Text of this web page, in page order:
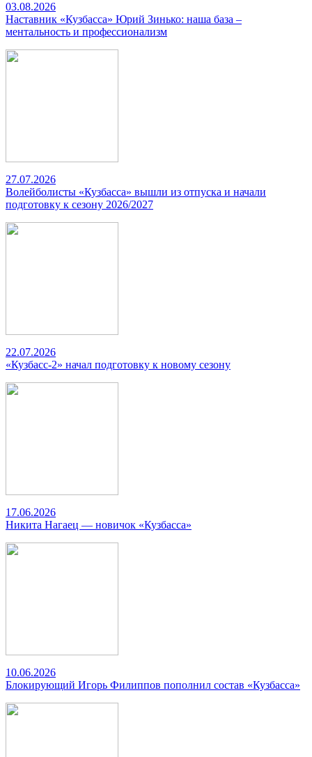
03.08.2026
Наставник «Кузбасса» Юрий Зинько: наша база –
ментальность и профессионализм
27.07.2026
Волейболисты «Кузбасса» вышли из отпуска и начали
подготовку к сезону 2026/2027
22.07.2026
«Кузбасс-2» начал подготовку к новому сезону
17.06.2026
Никита Нагаец — новичок «Кузбасса»
10.06.2026
Блокирующий Игорь Филиппов пополнил состав «Кузбасса»